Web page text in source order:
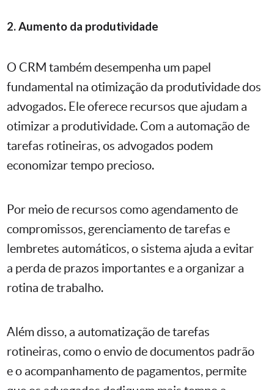
2. Aumento da produtividade
O CRM também desempenha um papel
fundamental na otimização da produtividade dos
advogados. Ele oferece recursos que ajudam a
otimizar a produtividade. Com a automação de
tarefas rotineiras, os advogados podem
economizar tempo precioso.
Por meio de recursos como agendamento de
compromissos, gerenciamento de tarefas e
lembretes automáticos, o sistema ajuda a evitar
a perda de prazos importantes e a organizar a
rotina de trabalho.
Além disso, a automatização de tarefas
rotineiras, como o envio de documentos padrão
e o acompanhamento de pagamentos, permite